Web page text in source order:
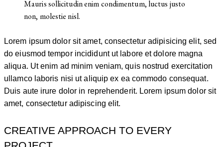
Mauris sollicitudin enim condimentum, luctus justo
non, molestie nisl.
Lorem ipsum dolor sit amet, consectetur adipisicing elit, sed
do eiusmod tempor incididunt ut labore et dolore magna
aliqua. Ut enim ad minim veniam, quis nostrud exercitation
ullamco laboris nisi ut aliquip ex ea commodo consequat.
Duis aute irure dolor in reprehenderit. Lorem ipsum dolor sit
amet, consectetur adipiscing elit.
CREATIVE APPROACH TO EVERY